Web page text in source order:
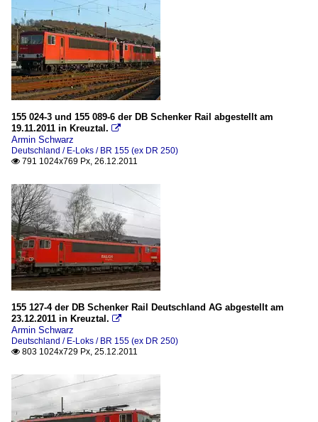
155 024-3 und 155 089-6 der DB Schenker Rail abgestellt am
19.11.2011 in Kreuztal. 
Armin Schwarz
Deutschland / E-Loks / BR 155 (ex DR 250)
 791 1024x769 Px, 26.12.2011
155 127-4 der DB Schenker Rail Deutschland AG abgestellt am
23.12.2011 in Kreuztal. 
Armin Schwarz
Deutschland / E-Loks / BR 155 (ex DR 250)
 803 1024x729 Px, 25.12.2011